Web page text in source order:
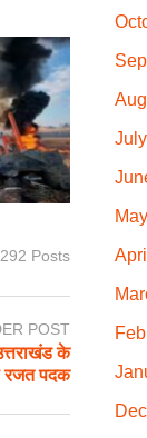
Posts
POST
के
रजत पदक